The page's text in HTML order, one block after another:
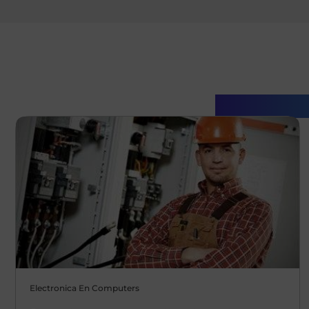
Electronica En Computers